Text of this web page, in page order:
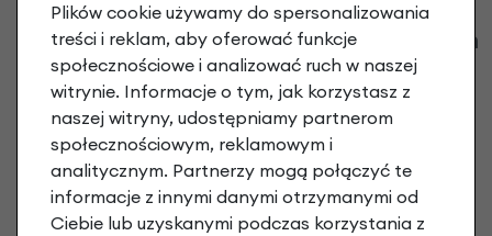
Klienci zadali następujące pytania o ten
produkt
Nikt wcześniej niemiał pytań do tego produktu? A Ty o
co chcesz zapytać?
Zadaj pytanie
Plików cookie używamy do spersonalizowania
treści i reklam, aby oferować funkcje
społecznościowe i analizować ruch w naszej
witrynie. Informacje o tym, jak korzystasz z
naszej witryny, udostępniamy partnerom
społecznościowym, reklamowym i
analitycznym. Partnerzy mogą połączyć te
informacje z innymi danymi otrzymanymi od
Ciebie lub uzyskanymi podczas korzystania z